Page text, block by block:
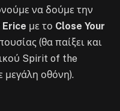
να δούμε την
με το Close Your
(θα παίξει και
Spirit of the
μεγάλη οθόνη).